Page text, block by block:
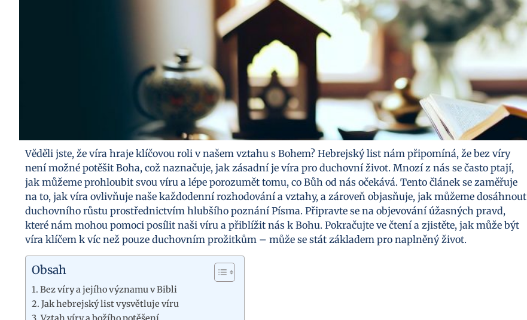
Věděli jste, že víra hraje klíčovou roli v našem vztahu s Bohem? Hebrejský list nám připomíná, že bez víry
není možné potěšit Boha, což naznačuje, jak zásadní je víra pro duchovní život. Mnozí z nás se často ptají,
jak můžeme prohloubit svou víru a lépe porozumět tomu, co Bůh od nás očekává. Tento článek se zaměřuje
na to, jak víra ovlivňuje naše každodenní rozhodování a vztahy, a zároveň objasňuje, jak můžeme dosáhnout
duchovního růstu prostřednictvím hlubšího poznání Písma. Připravte se na objevování úžasných pravd,
které nám mohou pomoci posílit naši víru a přiblížit nás k Bohu. Pokračujte ve čtení a zjistěte, jak může být
víra klíčem k víc než pouze duchovním prožitkům – může se stát základem pro naplněný život.
Obsah
Bez víry a jejího významu v Bibli
Jak hebrejský list vysvětluje víru